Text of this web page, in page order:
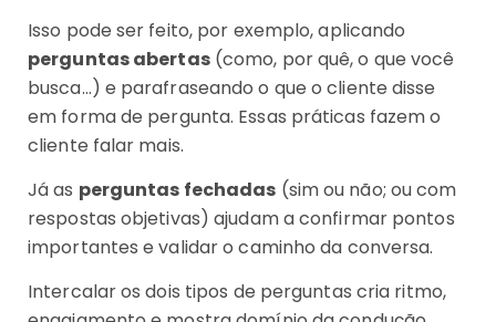
Isso pode ser feito, por exemplo, aplicando
perguntas abertas(como, por quê, o que você
busca…) e parafraseando o que o cliente disse
em forma de pergunta. Essas práticas fazem o
cliente falar mais.
Já as perguntas fechadas (sim ou não; ou com
respostas objetivas) ajudam a confirmar pontos
importantes e validar o caminho da conversa.
Intercalar os dois tipos de perguntas cria ritmo,